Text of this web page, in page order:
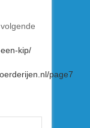
kip/
page7